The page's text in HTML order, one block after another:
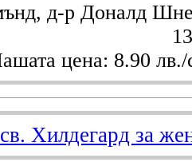
д-р Доналд
цена: 8.90 лв./
Хилдегард за